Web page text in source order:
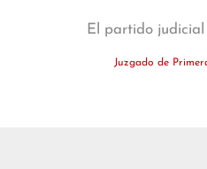
El partido
Juzgado de